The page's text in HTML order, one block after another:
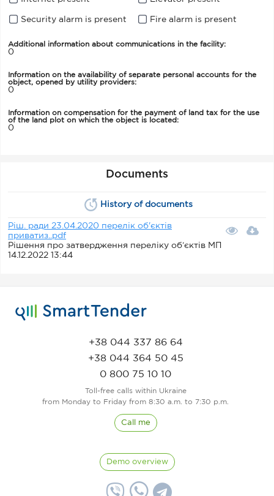
Security alarm is present Fire alarm is present
Additional information about communications in the facility:
0
Information on the availability of separate personal accounts for the
object, opened by utility providers:
0
Information on compensation for the payment of land tax for the use
of the land plot on which the object is located:
0
Documents
History of documents
Ріш. ради 23.04.2020 перелік об'єктів
приватиз..pdf
Рішення про затвердження переліку об’єктів МП
14.12.2022 13:44
+38 044 337 86 64
+38 044 364 50 45
0 800 75 10 10
Toll-free calls within Ukraine
from Monday to Friday from 8:30 a.m. to 7:30 p.m.
Call me
Demo overview